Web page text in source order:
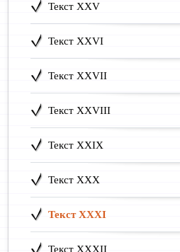
Текст XXV
Текст XXVI
Текст XXVII
Текст XXVIII
Текст XXIX
Текст XXX
Текст XXXI
Текст XXXII